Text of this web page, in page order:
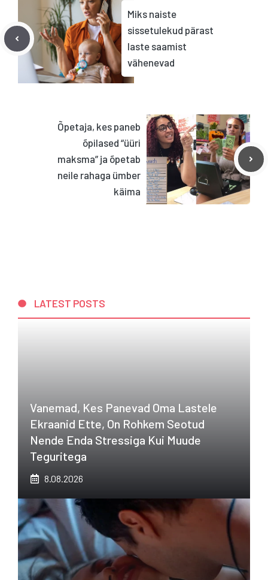
Miks naiste
sissetulekud pärast
laste saamist
vähenevad
Õpetaja, kes paneb
õpilased “üüri
maksma” ja õpetab
neile rahaga ümber
käima
LATEST POSTS
Vanemad, Kes Panevad Oma Lastele
Ekraanid Ette, On Rohkem Seotud
Nende Enda Stressiga Kui Muude
Teguritega
8.08.2026